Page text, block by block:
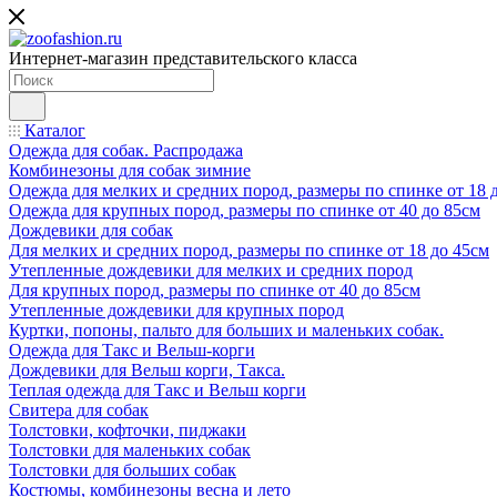
Интернет-магазин представительского класса
Каталог
Одежда для собак. Распродажа
Комбинезоны для собак зимние
Одежда для мелких и средних пород, размеры по спинке от 18
Одежда для крупных пород, размеры по спинке от 40 до 85см
Дождевики для собак
Для мелких и средних пород, размеры по спинке от 18 до 45см
Утепленные дождевики для мелких и средних пород
Для крупных пород, размеры по спинке от 40 до 85см
Утепленные дождевики для крупных пород
Куртки, попоны, пальто для больших и маленьких собак.
Одежда для Такс и Вельш-корги
Дождевики для Вельш корги, Такса.
Теплая одежда для Такс и Вельш корги
Свитера для собак
Толстовки, кофточки, пиджаки
Толстовки для маленьких собак
Толстовки для больших собак
Костюмы, комбинезоны весна и лето